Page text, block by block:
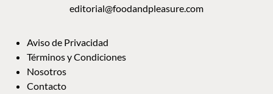
editorial@foodandpleasure.com
Aviso de Privacidad
Términos y Condiciones
Nosotros
Contacto